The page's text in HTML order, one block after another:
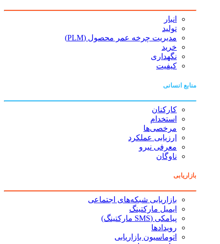
انبار
تولید
مدیریت چرخه عمر محصول (PLM)
خرید
نگهداری
کیفیت
منابع انسانی
کارکنان
استخدام
مرخصی‌ها
ارزیابی عملکرد
معرفی نیرو
ناوگان
بازاریابی
بازاریابی شبکه‌های اجتماعی
ایمیل مارکتینگ
پیامکی (SMS مارکتینگ)
رویدادها
اتوماسیون بازاریابی